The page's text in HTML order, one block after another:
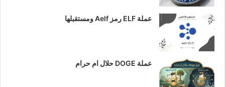
عملة ELF رمز Aelf ومستقبلها
عملة DOGE حلال ام حرام